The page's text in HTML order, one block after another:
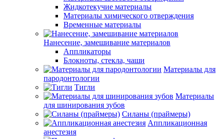
Жидкотекучие материалы
Материалы химического отверждения
Временные материалы
Нанесение, замешивание материалов
Аппликаторы
Блокноты, стекла, чаши
Материалы для
пародонтологии
Тигли
Материалы
для шинирования зубов
Силаны (праймеры)
Аппликационная
анестезия